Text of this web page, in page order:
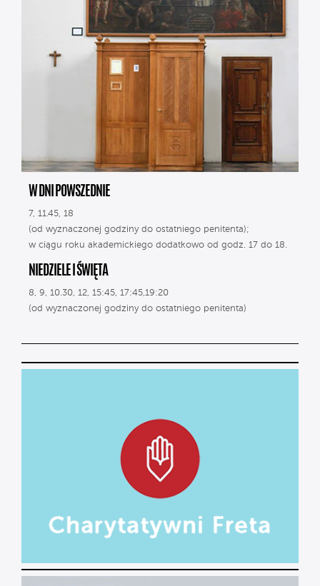
W DNI POWSZEDNIE
7, 11.45, 18
(od wyznaczonej godziny do ostatniego penitenta);
w ciągu roku akademickiego dodatkowo od godz. 17 do 18.
NIEDZIELE I ŚWIĘTA
8, 9, 10.30, 12, 15:45, 17:45,19:20
(od wyznaczonej godziny do ostatniego penitenta)